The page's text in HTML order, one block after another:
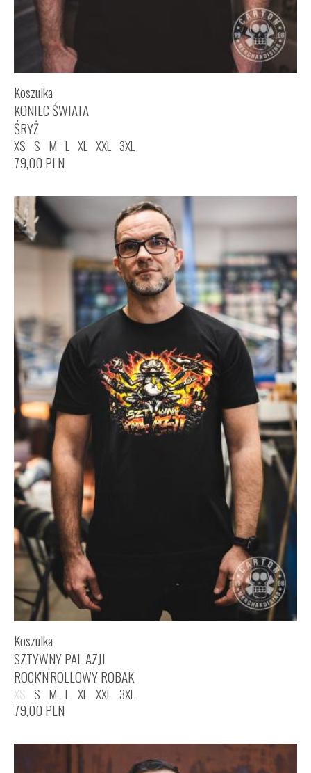
Koszulka
KONIEC ŚWIATA
ŚRYŻ
XS S M L XL XXL 3XL
79,00 PLN
Koszulka
SZTYWNY PAL AZJI
ROCK'N'ROLLOWY ROBAK
XS S M L XL XXL 3XL
79,00 PLN